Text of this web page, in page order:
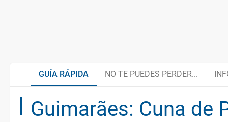
GUÍA RÁPIDA NO TE PUEDES PERDER...
Guimarães: Cuna de
Caretos de Podence
Cocina regional